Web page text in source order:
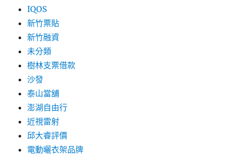
IQOS
新竹票貼
新竹融資
未分類
樹林支票借款
沙發
泰山當舖
澎湖自由行
近視雷射
邱大睿評價
電動曬衣架品牌